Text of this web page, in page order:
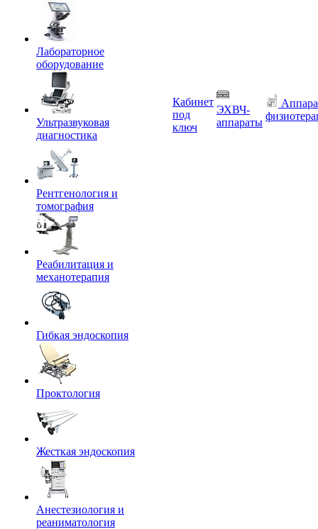
Лабораторное
оборудование
Ультразвуковая
диагностика
Рентгенология и
томография
Реабилитация и
механотерапия
Гибкая эндоскопия
Проктология
Жесткая эндоскопия
Анестезиология и
реаниматология
Кабинет
под
ключ
ЭХВЧ-
аппараты